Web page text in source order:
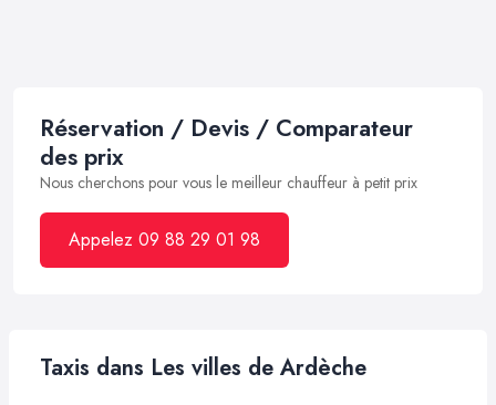
Réservation / Devis / Comparateur
des prix
Nous cherchons pour vous le meilleur chauffeur à petit prix
Appelez 09 88 29 01 98
Taxis dans Les villes de Ardèche